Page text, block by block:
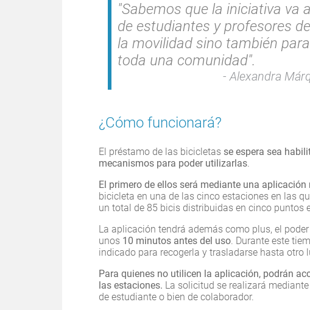
"Sabemos que la iniciativa va
de estudiantes y profesores
la movilidad sino también
toda una comunidad".
Alexandra
¿Cómo funcionará?
El préstamo de las bicicletas se espera sea
mecanismos para poder utilizarlas.
El primero de ellos será mediante una aplicación
bicicleta en una de las cinco estaciones en las
un total de 85 bicis distribuidas en cinco puntos
La aplicación tendrá además como plus, el
unos 10 minutos antes del uso. Durante este
indicado para recogerla y trasladarse hasta otro
Para quienes no utilicen la aplicación, podrán
las estaciones. La solicitud se realizará
de estudiante o bien de colaborador.